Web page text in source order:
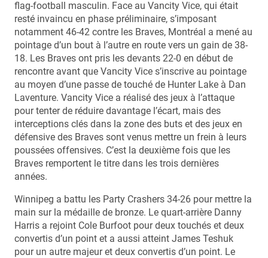
flag-football masculin. Face au Vancity Vice, qui était
resté invaincu en phase préliminaire, s’imposant
notamment 46-42 contre les Braves, Montréal a mené au
pointage d’un bout à l’autre en route vers un gain de 38-
18. Les Braves ont pris les devants 22-0 en début de
rencontre avant que Vancity Vice s’inscrive au pointage
au moyen d’une passe de touché de Hunter Lake à Dan
Laventure. Vancity Vice a réalisé des jeux à l’attaque
pour tenter de réduire davantage l’écart, mais des
interceptions clés dans la zone des buts et des jeux en
défensive des Braves sont venus mettre un frein à leurs
poussées offensives. C’est la deuxième fois que les
Braves remportent le titre dans les trois dernières
années.
Winnipeg a battu les Party Crashers 34-26 pour mettre la
main sur la médaille de bronze. Le quart-arrière Danny
Harris a rejoint Cole Burfoot pour deux touchés et deux
convertis d’un point et a aussi atteint James Teshuk
pour un autre majeur et deux convertis d’un point. Le